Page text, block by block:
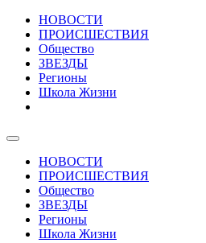
НОВОСТИ
ПРОИСШЕСТВИЯ
Общество
ЗВЕЗДЫ
Регионы
Школа Жизни
НОВОСТИ
ПРОИСШЕСТВИЯ
Общество
ЗВЕЗДЫ
Регионы
Школа Жизни